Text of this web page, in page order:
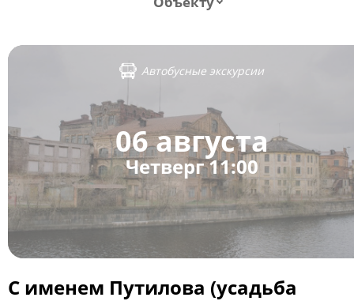
Автобусные экскурсии
06 августа
Четверг 11:00
С именем Путилова (усадьба